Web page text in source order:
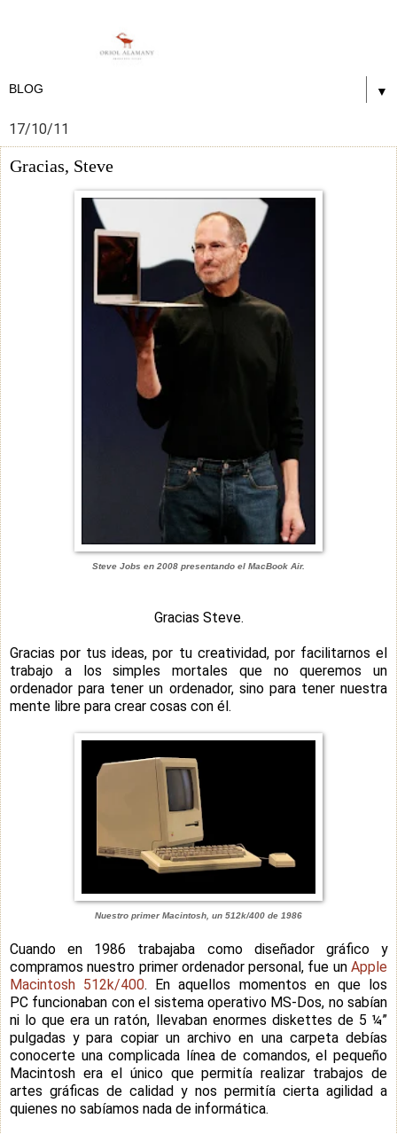
▼
17/10/11
Gracias, Steve
Steve Jobs en 2008 presentando el MacBook Air.
Gracias Steve.
Gracias por tus ideas, por tu creatividad, por facilitarnos el
trabajo a los simples mortales que no queremos un
ordenador para tener un ordenador, sino para tener nuestra
mente libre para crear cosas con él.
Nuestro primer Macintosh, un 512k/400 de 1986
Cuando en 1986 trabajaba como diseñador gráfico y
compramos nuestro primer ordenador personal, fue un Apple
Macintosh 512k/400. En aquellos momentos en que los
PC funcionaban con el sistema operativo MS-Dos, no sabían
ni lo que era un ratón, llevaban enormes diskettes de 5 ¼”
pulgadas y para copiar un archivo en una carpeta debías
conocerte una complicada línea de comandos, el pequeño
Macintosh era el único que permitía realizar trabajos de
artes gráficas de calidad y nos permitía cierta agilidad a
quienes no sabíamos nada de informática.